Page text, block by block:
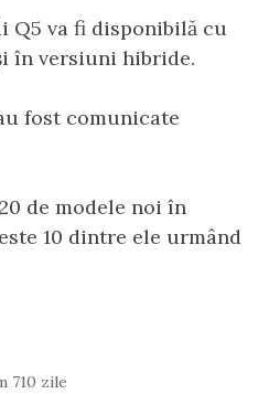
Q5 va fi disponibilă cu
în versiuni hibride.
fost comunicate
de modele noi în
10 dintre ele urmând
710 zile